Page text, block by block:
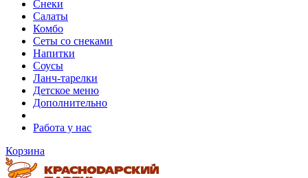
Снеки
Салаты
Комбо
Сеты со снеками
Напитки
Соусы
Ланч-тарелки
Детское меню
Дополнительно
Работа у нас
Корзина